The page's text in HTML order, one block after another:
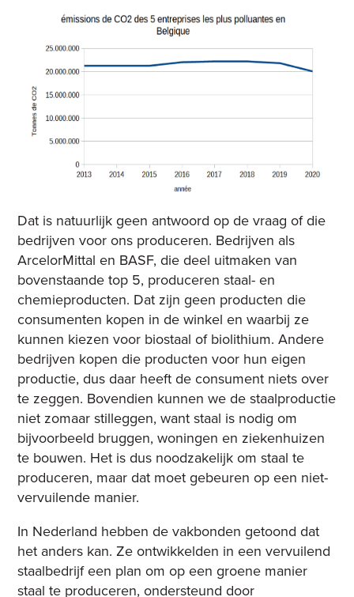
Dat is natuurlijk geen antwoord op de vraag of die
bedrijven voor ons produceren. Bedrijven als
ArcelorMittal en BASF, die deel uitmaken van
bovenstaande top 5, produceren staal- en
chemieproducten. Dat zijn geen producten die
consumenten kopen in de winkel en waarbij ze
kunnen kiezen voor biostaal of biolithium. Andere
bedrijven kopen die producten voor hun eigen
productie, dus daar heeft de consument niets over
te zeggen. Bovendien kunnen we de staalproductie
niet zomaar stilleggen, want staal is nodig om
bijvoorbeeld bruggen, woningen en ziekenhuizen
te bouwen. Het is dus noodzakelijk om staal te
produceren, maar dat moet gebeuren op een niet-
vervuilende manier.
In Nederland hebben de vakbonden getoond dat
het anders kan. Ze ontwikkelden in een vervuilend
staalbedrijf een plan om op een groene manier
staal te produceren, ondersteund door